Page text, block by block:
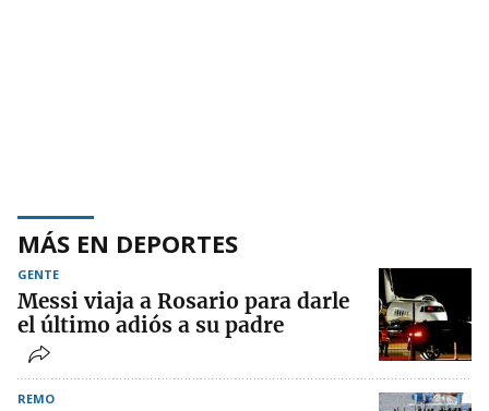
MÁS EN DEPORTES
GENTE
Messi viaja a Rosario para darle
el último adiós a su padre
REMO